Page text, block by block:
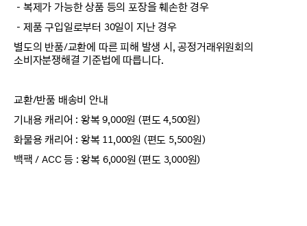
－복제가 가능한 상품 등의 포장을 훼손한 경우
－제품 구입일로부터 30일이 지난 경우
별도의 반품/교환에 따른 피해 발생 시, 공정거래위원회의
소비자분쟁해결 기준법에 따릅니다.
교환/반품 배송비 안내
기내용 캐리어 : 왕복 9,000원 (편도 4,500원)
화물용 캐리어 : 왕복 11,000원 (편도 5,500원)
백팩 / ACC 등 : 왕복 6,000원 (편도 3,000원)